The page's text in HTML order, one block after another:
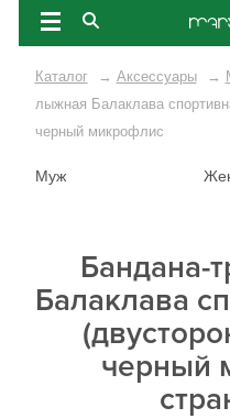
Каталог → Аксессуары →
лыжная Балаклава
черный микрофлис
Муж
Бандана-
Балаклава
черный